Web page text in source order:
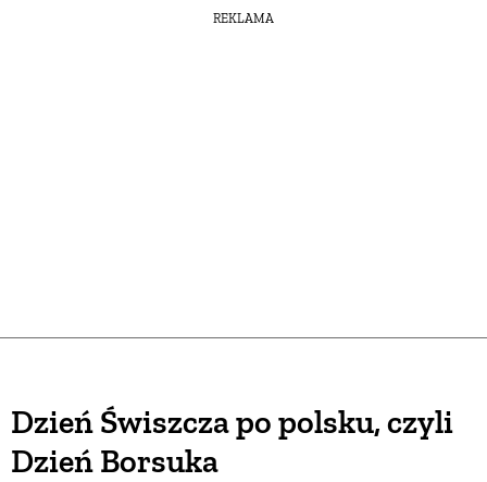
REKLAMA
Dzień Świszcza po polsku, czyli
Dzień Borsuka